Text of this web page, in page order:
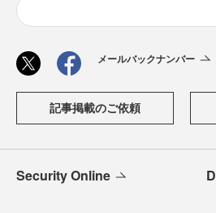
メールバックナンバー
記事掲載のご依頼
Security Online